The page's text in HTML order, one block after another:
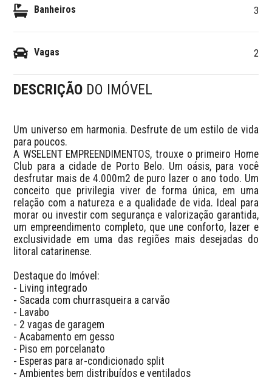
Banheiros 3
Vagas 2
DESCRIÇÃO DO IMÓVEL
Um universo em harmonia. Desfrute de um estilo de vida
para poucos.
A WSELENT EMPREENDIMENTOS, trouxe o primeiro Home
Club para a cidade de Porto Belo. Um oásis, para você
desfrutar mais de 4.000m2 de puro lazer o ano todo. Um
conceito que privilegia viver de forma única, em uma
relação com a natureza e a qualidade de vida. Ideal para
morar ou investir com segurança e valorização garantida,
um empreendimento completo, que une conforto, lazer e
exclusividade em uma das regiões mais desejadas do
litoral catarinense.
Destaque do Imóvel:
- Living integrado
- Sacada com churrasqueira a carvão
- Lavabo
- 2 vagas de garagem
- Acabamento em gesso
- Piso em porcelanato
- Esperas para ar-condicionado split
- Ambientes bem distribuídos e ventilados